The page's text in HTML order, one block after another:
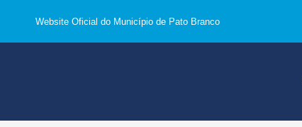
Website Oficial do Município de Pato Branco